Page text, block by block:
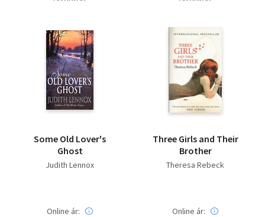
Some Old Lover's
Ghost
Judith Lennox
Online ár:
Three Girls and Their
Brother
Theresa Rebeck
Online ár: